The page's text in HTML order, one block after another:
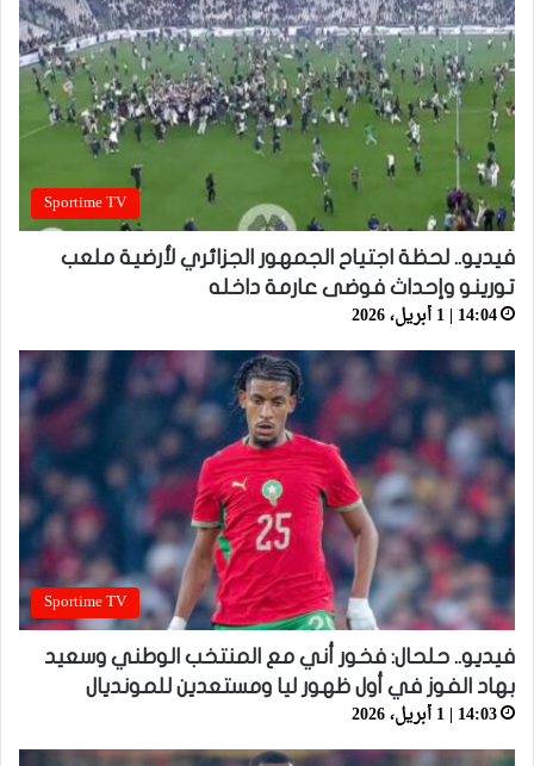
Sportime TV
فيديو.. لحظة اجتياح الجمهور الجزائري لأرضية ملعب
تورينو وإحداث فوضى عارمة داخله
14:04 | 1 أبريل، 2026
Sportime TV
فيديو.. حلحال: فخور أني مع المنتخب الوطني وسعيد
بهاد الفوز في أول ظهور ليا ومستعدين للمونديال
14:03 | 1 أبريل، 2026